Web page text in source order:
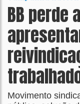
BB perde
Movimento